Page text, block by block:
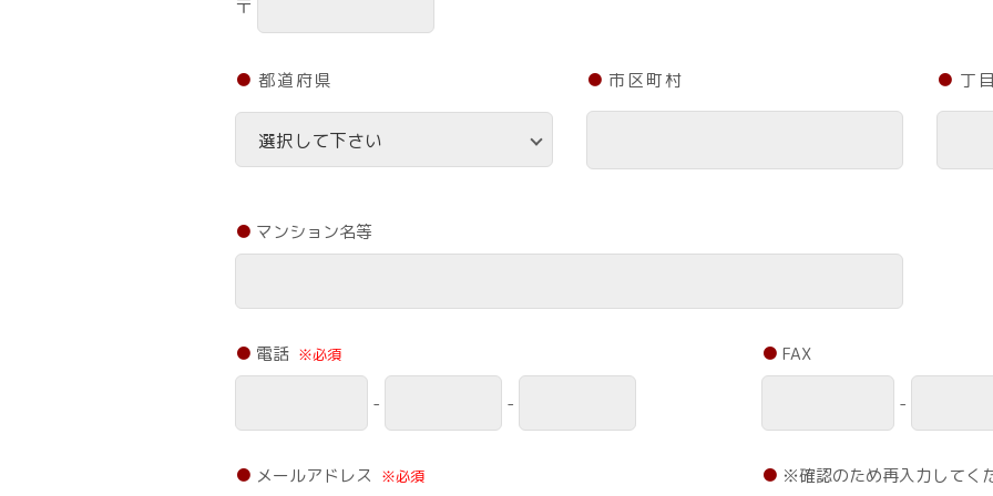
〒
都道府県 市区町村 丁
マンション名等
電話 ※必須
- -
FAX
-
メールアドレス ※必須 ※確認のため再入力してく